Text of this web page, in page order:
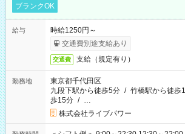
ブランクOK
給与
時給1250円～
交通費別途支給あり
交通費 支給（規定有り）
勤務地
東京都千代田区
九段下駅から徒歩5分 / 竹橋駅から徒歩
歩15分 / …
株式会社ライブパワー